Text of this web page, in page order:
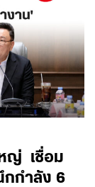
หญ่ เชื่อม
กกำลัง 6